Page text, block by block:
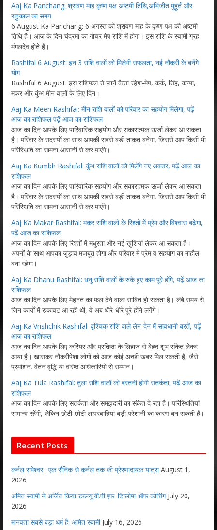
Aaj Ka Panchang: श्रावण माह कृष्ण पक्ष अष्टमी तिथि,अभिजीत मुहूर्त और
राहुकाल का समय
6 August Ka Panchang: 6 अगस्त को श्रावण माह के कृष्ण पक्ष की अष्टमी
तिथि है। आज के दिन चंद्रमा का गोचर मेष राशि में होगा। इस राशि के स्वामी ग्रह
मंगलदेव होते हैं।
Rashifal 6 August: इन 3 राशि वालों को मिलेगी सफलता, नई नौकरी के बनेंगे
योग
Rashifal 6 August: इस राशिफल से जानें कैसा रहेगा-मेष, कर्क, सिंह, कन्या,
मकर और कुंभ-मीन वालों के लिए दिन।
Aaj Ka Meen Rashifal: मीन राशि वालों को परिवार का सहयोग मिलेगा, पढ़ें
आज का राशिफल पढ़ें आज का राशिफल
आज का दिन आपके लिए पारिवारिक सहयोग और सकारात्मक ऊर्जा लेकर आ सकता
है। परिवार के सदस्यों का साथ आपकी सबसे बड़ी ताकत बनेगा, जिससे आप किसी भी
परिस्थिति का सामना आसानी से कर पाएंगे।
Aaj Ka Kumbh Rashifal: कुंभ राशि वालों को मिलेंगे नए अवसर, पढ़ें आज का
राशिफल
आज का दिन आपके लिए पारिवारिक सहयोग और सकारात्मक ऊर्जा लेकर आ सकता
है। परिवार के सदस्यों का साथ आपकी सबसे बड़ी ताकत बनेगा, जिससे आप किसी भी
परिस्थिति का सामना आसानी से कर पाएंगे।
Aaj Ka Makar Rashifal: मकर राशि वालों के रिश्तों में प्रेम और विश्वास बढ़ेगा,
पढ़ें आज का राशिफल
आज का दिन आपके लिए रिश्तों में मधुरता और नई खुशियां लेकर आ सकता है।
अपनों के साथ आपका जुड़ाव मजबूत होगा और परिवार में प्रेम व सहयोग का माहौल
बना रहेगा।
Aaj Ka Dhanu Rashifal: धनु राशि वालों के रुके हुए काम पूरे होंगे, पढ़ें आज का
राशिफल
आज का दिन आपके लिए मेहनत का फल देने वाला साबित हो सकता है। लंबे समय से
जिन कार्यों में रुकावट आ रही थी, वे अब धीरे-धीरे पूरे होने लगेंगे।
Aaj Ka Vrishchik Rashifal: वृश्चिक राशि वाले लेन-देन में सावधानी बरतें, पढ़ें
आज का राशिफल
आज का दिन आपके लिए करियर और प्रतिष्ठा के लिहाज से बेहद शुभ संकेत लेकर
आया है। खासकर नौकरीपेशा लोगों को आज कोई अच्छी खबर मिल सकती है, जैसे
प्रमोशन, वेतन वृद्धि या वरिष्ठ अधिकारियों से सम्मान।
Aaj Ka Tula Rashifal: तुला राशि वालों को बरतनी होगी सतर्कता, पढ़ें आज का
राशिफल
आज का दिन आपके लिए सतर्कता और समझदारी का संकेत दे रहा है। परिस्थितियां
सामान्य रहेंगी, लेकिन छोटी-छोटी लापरवाहियां बड़ी परेशानी का कारण बन सकती हैं।
Recent Posts
कर्नल रामेश्वर : एक सैनिक से कर्नल तक की प्रेरणादायक यात्रा August 1,
2026
अमित स्वामी ने अर्जित किया डब्लयू.बी.पी.एफ. डिप्लोमा ऑफ कोचिंग July 20,
2026
मानवता सबसे बड़ा धर्म है: अमित स्वामी July 16, 2026